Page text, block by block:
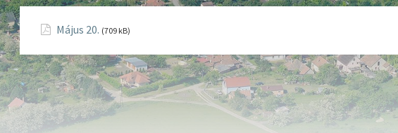
Május 20. (709 kB)